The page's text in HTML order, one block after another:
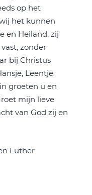
op het
het kunnen
en Heiland, zij
zonder
bij Christus
Leentje
groeten u en
mijn lieve
van God zij en
Luther